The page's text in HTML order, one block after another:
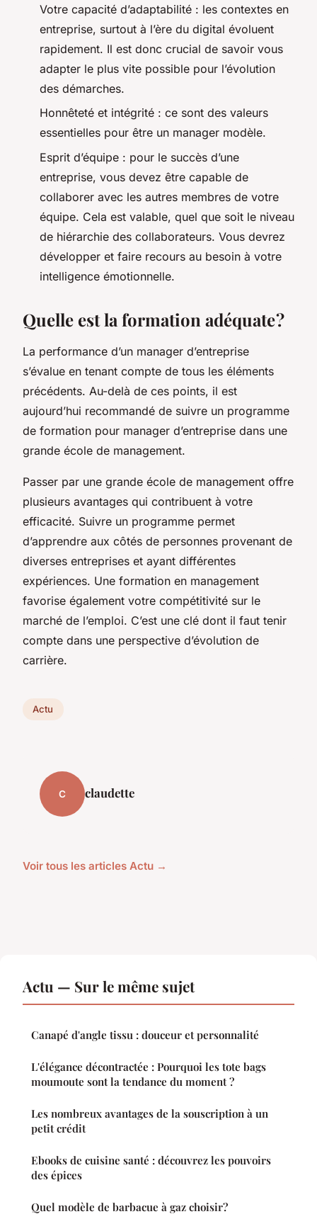
Votre capacité d’adaptabilité : les contextes en
entreprise, surtout à l’ère du digital évoluent
rapidement. Il est donc crucial de savoir vous
adapter le plus vite possible pour l’évolution
des démarches.
Honnêteté et intégrité : ce sont des valeurs
essentielles pour être un manager modèle.
Esprit d’équipe : pour le succès d’une
entreprise, vous devez être capable de
collaborer avec les autres membres de votre
équipe. Cela est valable, quel que soit le niveau
de hiérarchie des collaborateurs. Vous devrez
développer et faire recours au besoin à votre
intelligence émotionnelle.
Quelle est la formation adéquate ?
La performance d’un manager d’entreprise
s’évalue en tenant compte de tous les éléments
précédents. Au-delà de ces points, il est
aujourd’hui recommandé de suivre un programme
de formation pour manager d’entreprise dans une
grande école de management.
Passer par une grande école de management offre
plusieurs avantages qui contribuent à votre
efficacité. Suivre un programme permet
d’apprendre aux côtés de personnes provenant de
diverses entreprises et ayant différentes
expériences. Une formation en management
favorise également votre compétitivité sur le
marché de l’emploi. C’est une clé dont il faut tenir
compte dans une perspective d’évolution de
carrière.
Actu
C claudette
Voir tous les articles Actu →
Actu — Sur le même sujet
Canapé d'angle tissu : douceur et personnalité
L'élégance décontractée : Pourquoi les tote bags
moumoute sont la tendance du moment ?
Les nombreux avantages de la souscription à un
petit crédit
Ebooks de cuisine santé : découvrez les pouvoirs
des épices
Quel modèle de barbacue à gaz choisir?